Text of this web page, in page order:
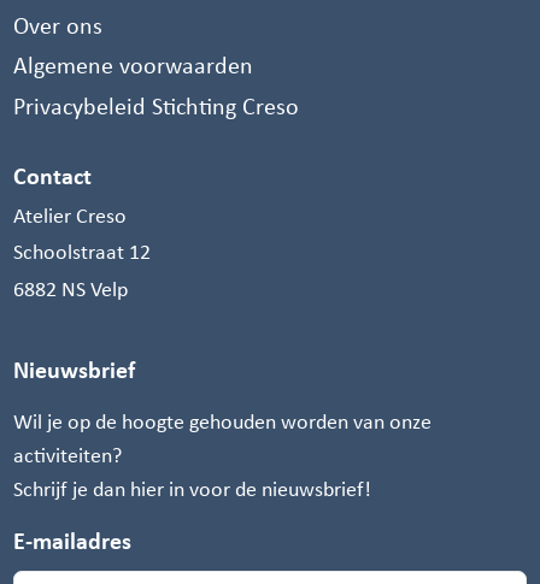
Over ons
Algemene voorwaarden
Privacybeleid Stichting Creso
Contact
Atelier Creso
Schoolstraat 12
6882 NS Velp
Nieuwsbrief
Wil je op de hoogte gehouden worden van onze
activiteiten?
Schrijf je dan hier in voor de nieuwsbrief!
E-mailadres